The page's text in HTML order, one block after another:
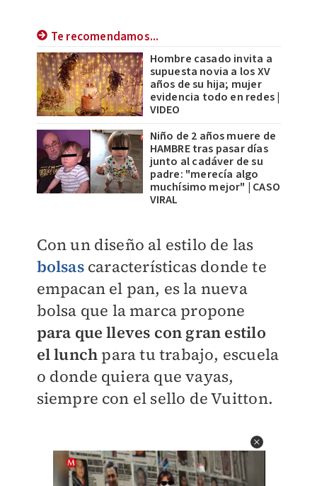
Te recomendamos...
Hombre casado invita a
supuesta novia a los XV
años de su hija; mujer
evidencia todo en redes |
VIDEO
Niño de 2 años muere de
HAMBRE tras pasar días
junto al cadáver de su
padre: "merecía algo
muchísimo mejor" | CASO
VIRAL
Con un diseño al estilo de las
bolsascaracterísticas donde te
empacan el pan, es la nueva
bolsa que la marca propone
para que lleves con gran estilo
el lunch para tu trabajo, escuela
o donde quiera que vayas,
siempre con el sello de Vuitton.